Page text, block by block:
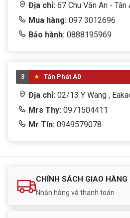
tập – văn phòng.
Laptop có sẵn Windows
→ Có thể hỗ trợ cài Windows &
Mua Laptop Dell Inspiron 14
→
Thuột, Đắk Lắk. Ship COD
0888 195 969
Thông số kỹ thuật
Địa chỉ: 67 Chu Văn An -
Mua hàng: 097 3012696
Bảo hành: 0888195969
3 Tấn Phát AD
Địa chỉ: 02/13 Y Wang ,
Mrs Thy: 0971504411
Mr Tín: 0949579078
CHÍNH SÁCH GIAO HÀNG
Nhận hàng và thanh toán